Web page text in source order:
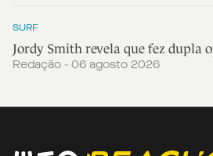
SURF
Jordy Smith revela que fez dupla
Redação - 06 agosto 2026